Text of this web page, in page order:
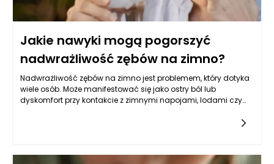
Jakie nawyki mogą pogorszyć
nadwrażliwość zębów na zimno?
Nadwrażliwość zębów na zimno jest problemem, który dotyka
wiele osób. Może manifestować się jako ostry ból lub
dyskomfort przy kontakcie z zimnymi napojami, lodami czy
twardą szczoteczką, może prowadzić do uszkodzenia szkliwa